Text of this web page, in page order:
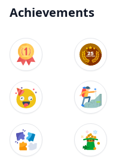
Achievements